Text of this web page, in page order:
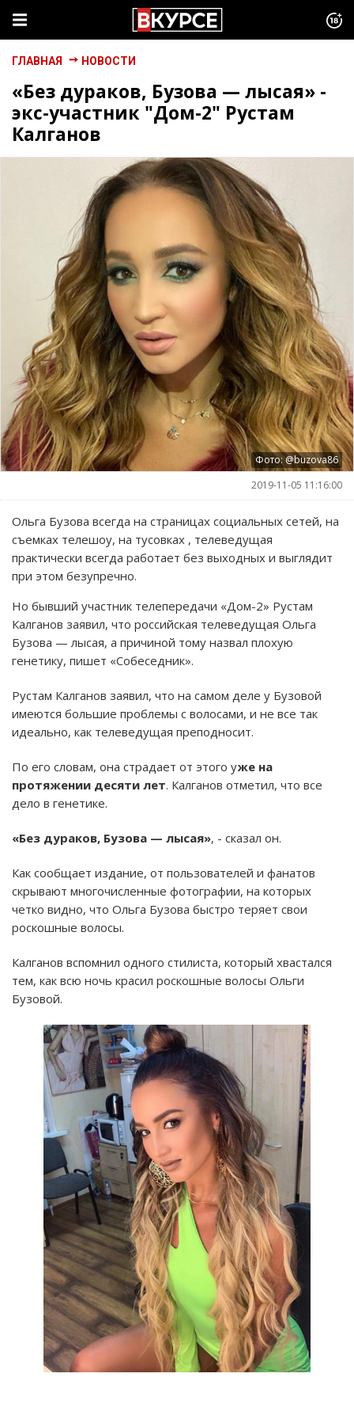
ГЛАВНАЯ НОВОСТИ
«Без дураков, Бузова — лысая» -
экс-участник "Дом-2" Рустам
Калганов
Фото: @buzova86
2019-11-05 11:16:00
Ольга Бузова всегда на страницах социальных сетей, на
съемках телешоу, на тусовках , телеведущая
практически всегда работает без выходных и выглядит
при этом безупречно.
Но бывший участник телепередачи «Дом-2» Рустам
Калганов заявил, что российская телеведущая Ольга
Бузова — лысая, а причиной тому назвал плохую
генетику, пишет «Собеседник».
Рустам Калганов заявил, что на самом деле у Бузовой
имеются большие проблемы с волосами, и не все так
идеально, как телеведущая преподносит.
По его словам, она страдает от этого уже на
протяжении десяти лет. Калганов отметил, что все
дело в генетике.
«Без дураков, Бузова — лысая», - сказал он.
Как сообщает издание, от пользователей и фанатов
скрывают многочисленные фотографии, на которых
четко видно, что Ольга Бузова быстро теряет свои
роскошные волосы.
Калганов вспомнил одного стилиста, который хвастался
тем, как всю ночь красил роскошные волосы Ольги
Бузовой.